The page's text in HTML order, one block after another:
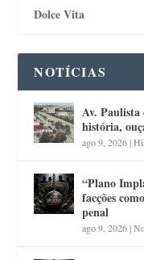
Dolce Vita
NOTÍCIAS
Av. Paulista
história,
ago 9, 2026|
“Plano
facções
penal
ago 9, 2026|